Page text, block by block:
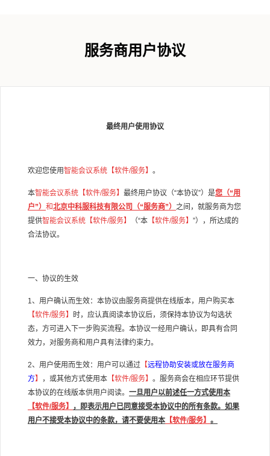
服务商用户协议
最终用户使用协议
欢迎您使用智能会议系统 【软件/服务】 。
本智能会议系统 【软件/服务】 最终用户协议（“本协议”）是您（“用
户”） 和北京中科服科技有限公司（“服务商”） 之间，就服务商为您
提供智能会议系统 【软件/服务】 （“本 【软件/服务】 ”），所达成的
合法协议。
一、协议的生效
1、用户确认而生效：本协议由服务商提供在线版本，用户购买本
【软件/服务】 时，应认真阅读本协议后，须保持本协议为勾选状
态，方可进入下一步购买流程。本协议一经用户确认，即具有合同
效力，对服务商和用户具有法律约束力。
2、用户使用而生效：用户可以通过 【远程协助安装或放在服务商
方】 ，或其他方式使用本 【软件/服务】 。服务商会在相应环节提供
本协议的在线版本供用户阅读。 一旦用户以前述任一方式使用本
【软件/服务】
，即表示用户已同意接受本协议中的所有条款。如果
用户不接受本协议中的条款，请不要使用本 【软件/服务】 。